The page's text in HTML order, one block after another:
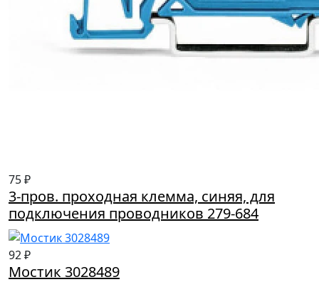
75 ₽
3-пров. проходная клемма, синяя, для
подключения проводников 279-684
92 ₽
Мостик 3028489